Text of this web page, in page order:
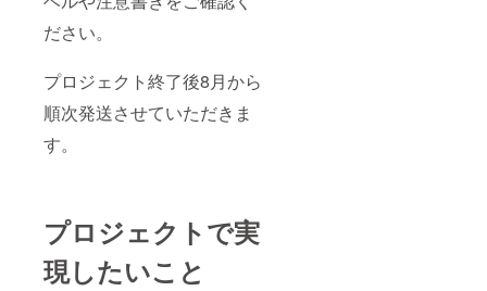
ださい。
プロジェクト終了後8月から
順次発送させていただきま
す。
プロジェクトで実
現したいこと